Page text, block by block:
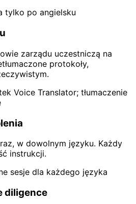
tylko po angielsku
zarządu uczestniczą na
protokoły,
Voice Translator; tłumaczenie
w dowolnym języku. Każdy
instrukcji.
sesje dla każdego języka
diligence